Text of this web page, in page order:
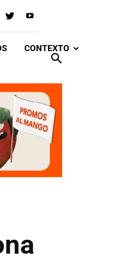
CONTEXTO